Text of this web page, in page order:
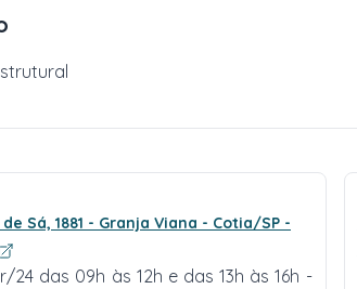
Sá, 1881 - Granja Viana - Cotia/SP -
24 das 09h às 12h e das 13h às 16h -